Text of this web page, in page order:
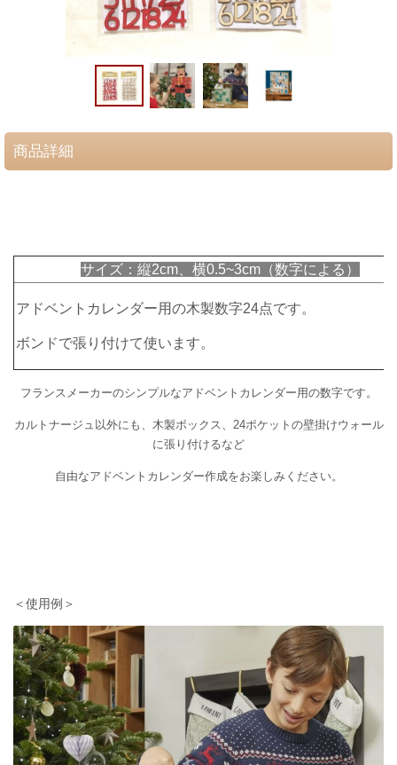
商品詳細
サイズ：縦2cm、横0.5~3cm（数字による）
アドベントカレンダー用の木製数字24点です。
ボンドで張り付けて使います。
フランスメーカーのシンプルなアドベントカレンダー用の数字です。
カルトナージュ以外にも、木製ボックス、 24ポケットの壁掛けウォール
に張り付けるなど
自由なアドベントカレンダー作成をお楽しみください。
＜使用例＞